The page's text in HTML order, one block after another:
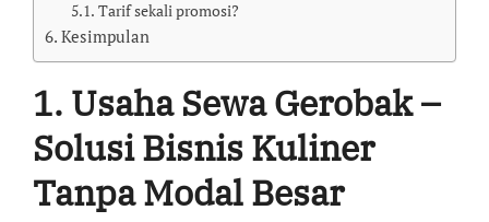
Tarif sekali promosi?
Kesimpulan
1. Usaha Sewa Gerobak –
Solusi Bisnis Kuliner
Tanpa Modal Besar